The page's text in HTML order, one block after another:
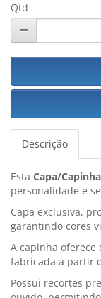
Qtd
Descrição
Esta Capa/
personalidade e
Capa exclusiva,
garantindo cores
A capinha
fabricada a partir
Possui recortes